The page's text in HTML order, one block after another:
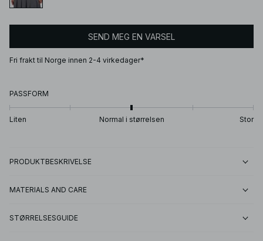
SEND MEG EN VARSEL
Fri frakt til Norge innen 2-4 virkedager*
PASSFORM
Liten Normal i størrelsen Stor
PRODUKTBESKRIVELSE
MATERIALS AND CARE
STØRRELSESGUIDE